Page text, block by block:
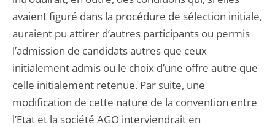
avaient figuré dans la procédure de sélection initiale,
auraient pu attirer d’autres participants ou permis
l’admission de candidats autres que ceux
initialement admis ou le choix d’une offre autre que
celle initialement retenue. Par suite, une
modification de cette nature de la convention entre
l’Etat et la société AGO interviendrait en